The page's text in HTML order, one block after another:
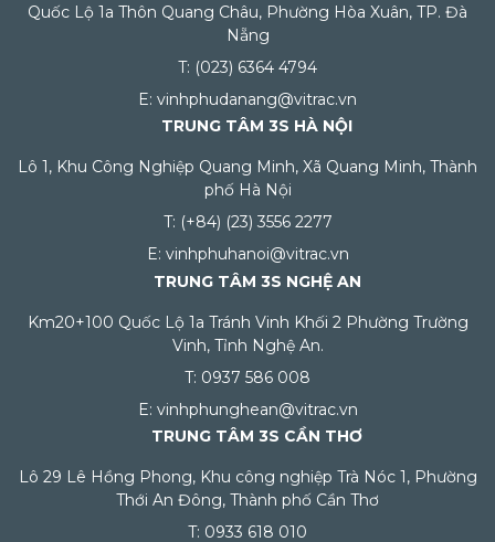
Quốc Lộ 1a Thôn Quang Châu, Phường Hòa Xuân, TP. Đà
Nẵng
T: (023) 6364 4794
E: vinhphudanang@vitrac.vn
TRUNG TÂM 3S HÀ NỘI
Lô 1, Khu Công Nghiệp Quang Minh, Xã Quang Minh, Thành
phố Hà Nội
T: (+84) (23) 3556 2277
E: vinhphuhanoi@vitrac.vn
TRUNG TÂM 3S NGHỆ AN
Km20+100 Quốc Lộ 1a Tránh Vinh Khối 2 Phường Trường
Vinh, Tỉnh Nghệ An.
T: 0937 586 008
E: vinhphunghean@vitrac.vn
TRUNG TÂM 3S CẦN THƠ
Lô 29 Lê Hồng Phong, Khu công nghiệp Trà Nóc 1, Phường
Thới An Đông, Thành phố Cần Thơ
T: 0933 618 010